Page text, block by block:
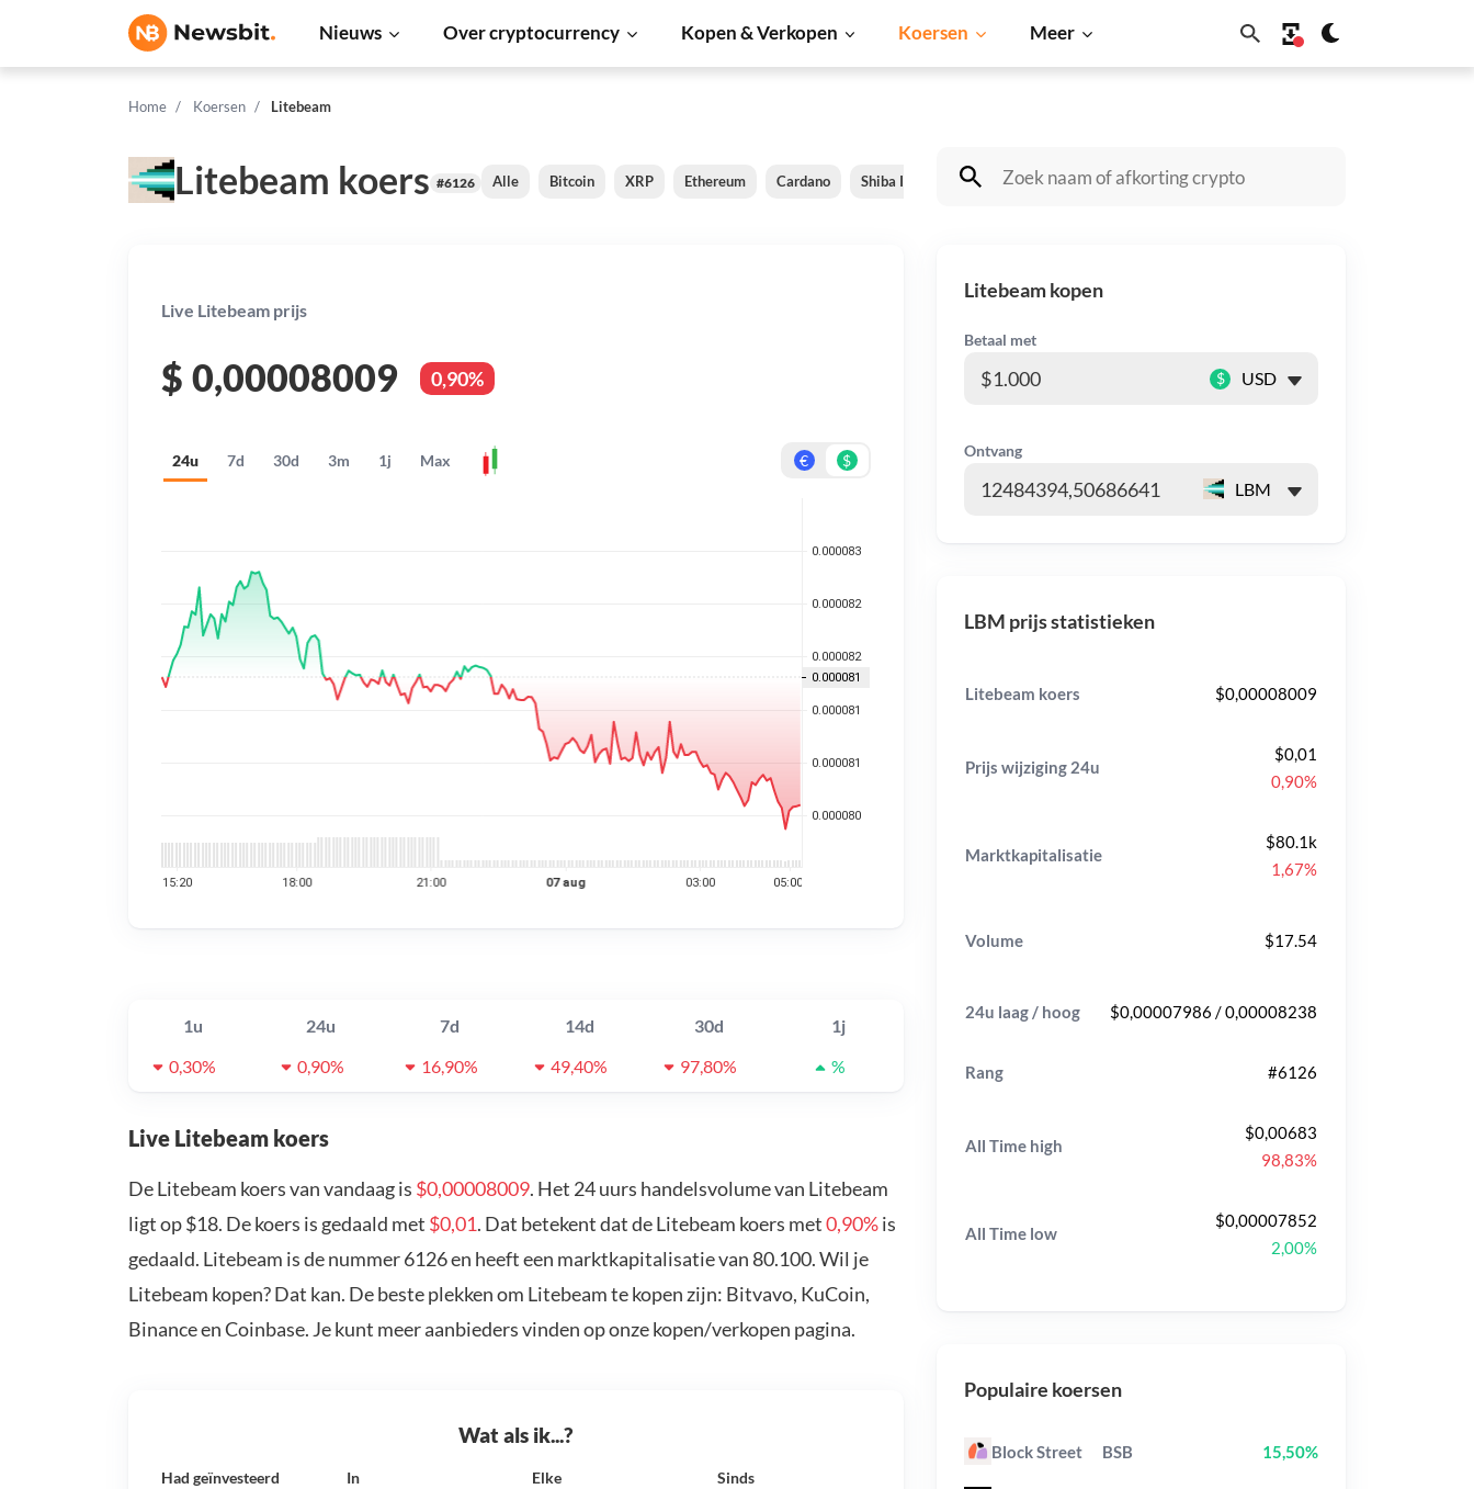
Nieuws Over cryptocurrency Kopen & Verkopen Koersen Meer
Home Koersen Litebeam
Litebeam koers #6126 Alle Bitcoin XRP Ethereum Cardano Shiba Inu Dogecoin Solana BNB
Live Litebeam prijs
$ 0,00008009 0,90%
24u 7d 30d 3m 1j Max € $
1u 24u 7d 14d 30d
1j
0,30%
0,90% 16,90% 49,40% 97,80% %
Live Litebeam koers
De Litebeam koers van vandaag is $0,00008009. Het 24 uurs handelsvolume van Litebeam
ligt op $18. De koers is gedaald met $0,01. Dat betekent dat de Litebeam koers met0,90%is
gedaald. Litebeam is de nummer 6126 en heeft een marktkapitalisatie van 80.100. Wil je
Litebeam kopen? Dat kan. De beste plekken om Litebeam te kopen zijn: Bitvavo, KuCoin,
Binance en Coinbase. Je kunt meer aanbieders vinden op onze kopen/verkopen pagina.
Wat als ik...?
Had geïnvesteerd In Elke Sinds
Litebeam kopen
Betaal met
$
Ontvang
LBM prijs statistieken
Litebeam koers $0,00008009
Prijs wijziging 24u
$0,01
0,90%
Marktkapitalisatie
$80.1k
1,67%
Volume $17.54
24u laag / hoog $0,00007986 / 0,00008238
Rang #6126
All Time high
$0,00683
98,83%
All Time low
$0,00007852
2,00%
Populaire koersen
Block Street BSB 15,50%